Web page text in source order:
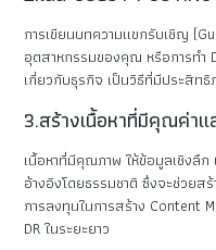
การเขียนบทความแขกรับเชิญ
อุตสาหกรรมของคุณ หรือการทำ
เกี่ยวกับธุรกิจ เป็นวิธีที่มีประสิท
3.สร้างเนื้อหาที่มีคุณค่า
เนื้อหาที่มีคุณภาพ ให้ข้อมูลเชิงลึ
อ้างอิงโดยธรรมชาติ ซึ่งจะช่วย
การลงทุนในการสร้าง Content
DR ในระยะยาว